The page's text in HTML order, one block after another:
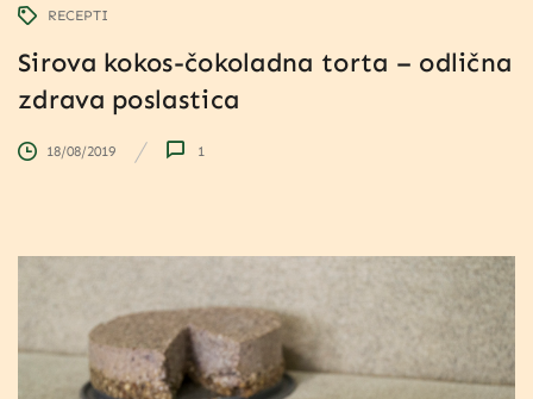
RECEPTI
Sirova kokos-čokoladna torta – odlična
zdrava poslastica
18/08/2019 1